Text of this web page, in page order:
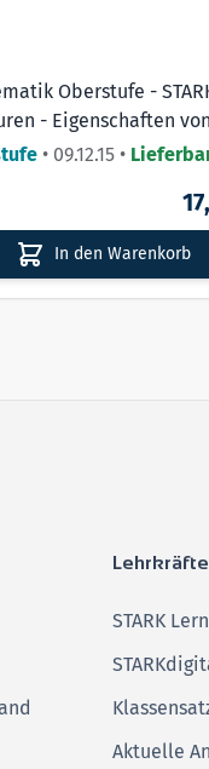
Oberstufe -
- Eigenschaften von
• 09.12.15 •
In den Warenkorb
Lehrkräfte
STARK
Aktuelle